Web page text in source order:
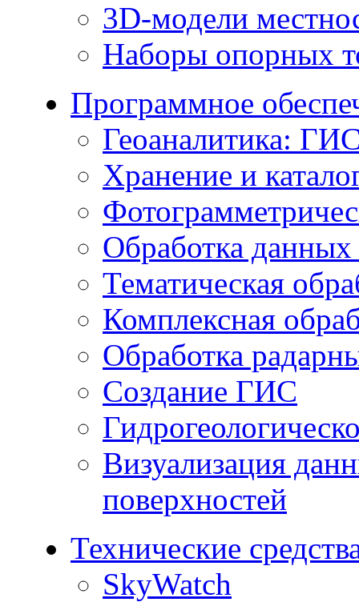
3D-модели
Наборы опорных
Программное
Геоаналитика:
Хранение и
Обработка
Тематическая
Комплексная
Обработка
Создание ГИС
Визуализация
поверхностей
Технические
SkyWatch